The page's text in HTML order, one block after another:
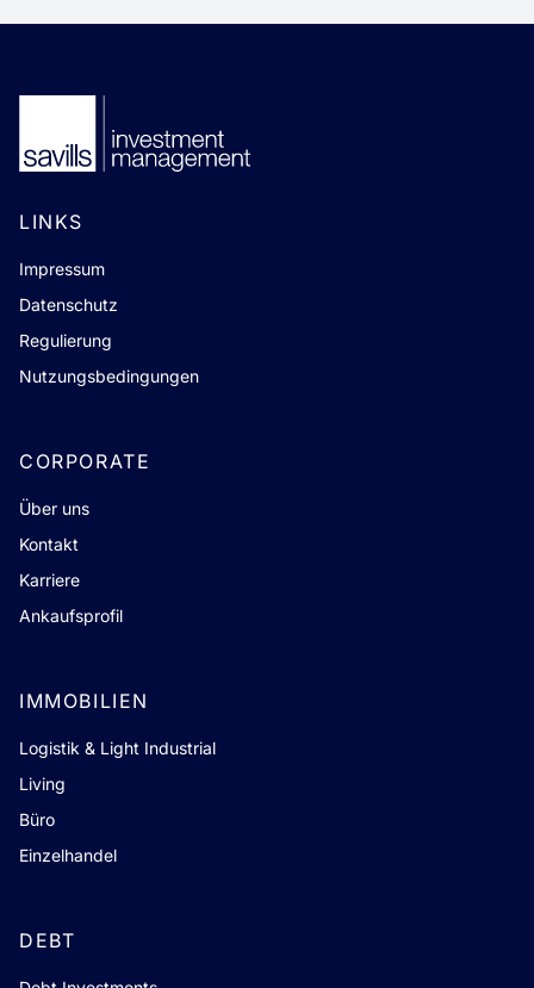
LINKS
Impressum
Datenschutz
Regulierung
Nutzungsbedingungen
CORPORATE
Über uns
Kontakt
Karriere
Ankaufsprofil
IMMOBILIEN
Logistik & Light Industrial
Living
Büro
Einzelhandel
DEBT